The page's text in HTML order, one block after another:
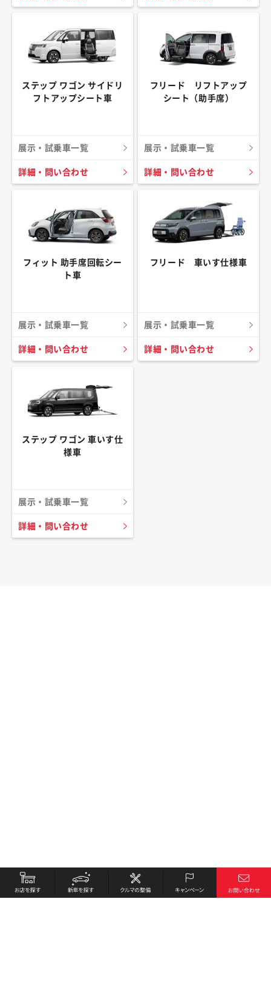
ステップ ワゴン サイドリ
フトアップシート車
展示・試乗車一覧
詳細・問い合わせ
フリード リフトアップ
シート（助手席）
展示・試乗車一覧
詳細・問い合わせ
フィット 助手席回転シー
ト車
展示・試乗車一覧
詳細・問い合わせ
フリード 車いす仕様車
展示・試乗車一覧
詳細・問い合わせ
ステップ ワゴン 車いす仕
様車
展示・試乗車一覧
詳細・問い合わせ